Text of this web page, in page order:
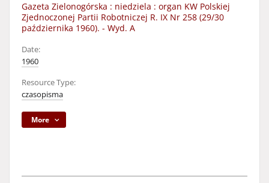
Gazeta Zielonogórska : niedziela : organ KW Polskiej
Zjednoczonej Partii Robotniczej R. IX Nr 258 (29/30
października 1960). - Wyd. A
Date:
1960
Resource Type:
czasopisma
More